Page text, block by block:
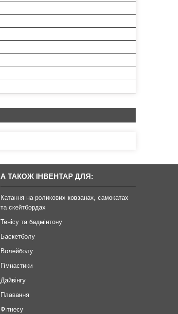
А ТАКОЖ ІНВЕНТАР ДЛЯ:
Катання на роликових ковзанах, самокатах
та скейтбордах
Тенісу та бадмінтону
Баскетболу
Волейболу
Гімнастики
Дайвінгу
Плавання
Фітнесу